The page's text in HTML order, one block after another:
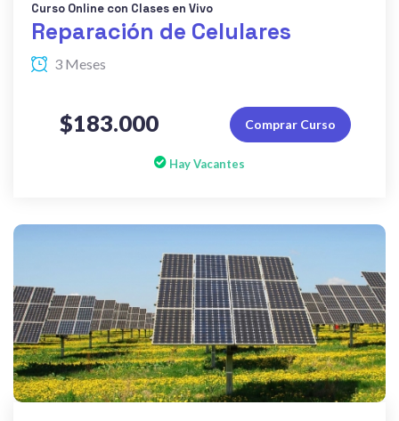
Curso Online con Clases en Vivo
Reparación de Celulares
3 Meses
$183.000 Comprar Curso
Hay Vacantes